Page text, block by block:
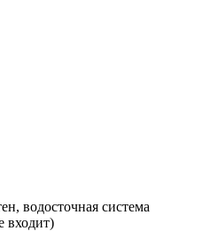
водосточная система
входит)